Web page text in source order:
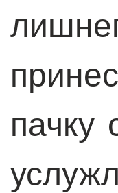
пачку